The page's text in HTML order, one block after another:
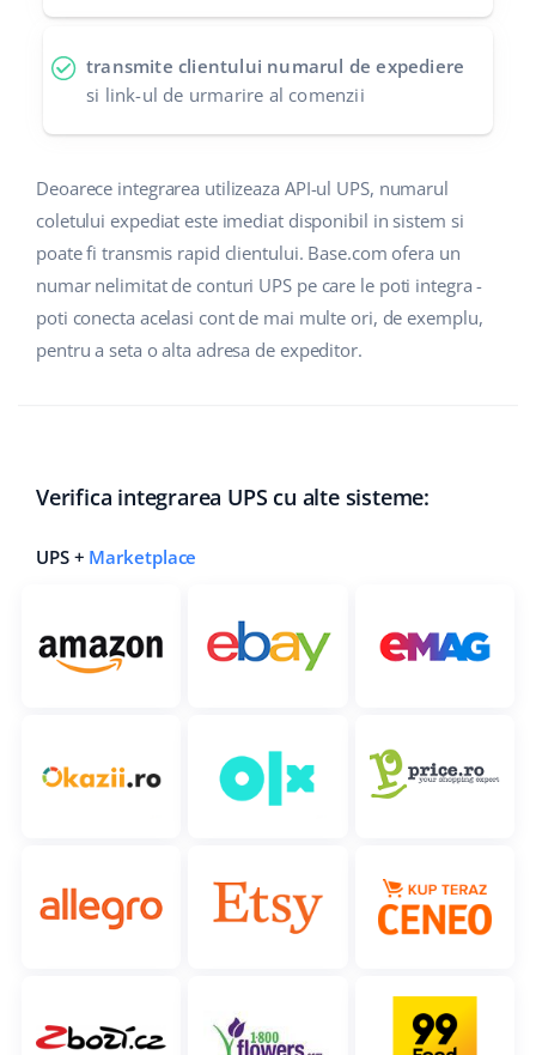
português (BR)
中文
transmite clientului numarul de expediere
si link-ul de urmarire al comenzii
Deoarece integrarea utilizeaza API-ul UPS, numarul
coletului expediat este imediat disponibil in sistem si
poate fi transmis rapid clientului. Base.com ofera un
numar nelimitat de conturi UPS pe care le poti integra -
poti conecta acelasi cont de mai multe ori, de exemplu,
pentru a seta o alta adresa de expeditor.
Verifica integrarea UPS cu alte sisteme:
UPS + Marketplace